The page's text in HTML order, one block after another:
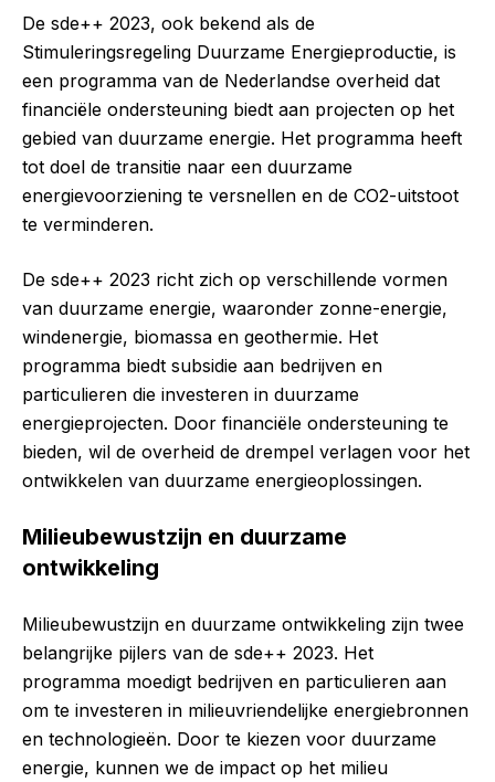
De sde++ 2023, ook bekend als de
Stimuleringsregeling Duurzame Energieproductie, is
een programma van de Nederlandse overheid dat
financiële ondersteuning biedt aan projecten op het
gebied van duurzame energie. Het programma heeft
tot doel de transitie naar een duurzame
energievoorziening te versnellen en de CO2-uitstoot
te verminderen.
De sde++ 2023 richt zich op verschillende vormen
van duurzame energie, waaronder zonne-energie,
windenergie, biomassa en geothermie. Het
programma biedt subsidie aan bedrijven en
particulieren die investeren in duurzame
energieprojecten. Door financiële ondersteuning te
bieden, wil de overheid de drempel verlagen voor het
ontwikkelen van duurzame energieoplossingen.
Milieubewustzijn en duurzame
ontwikkeling
Milieubewustzijn en duurzame ontwikkeling zijn twee
belangrijke pijlers van de sde++ 2023. Het
programma moedigt bedrijven en particulieren aan
om te investeren in milieuvriendelijke energiebronnen
en technologieën. Door te kiezen voor duurzame
energie, kunnen we de impact op het milieu